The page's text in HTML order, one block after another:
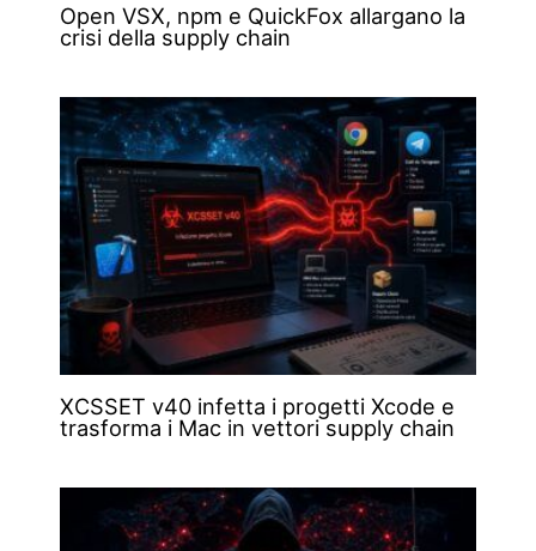
Open VSX, npm e QuickFox allargano la
crisi della supply chain
XCSSET v40 infetta i progetti Xcode e
trasforma i Mac in vettori supply chain